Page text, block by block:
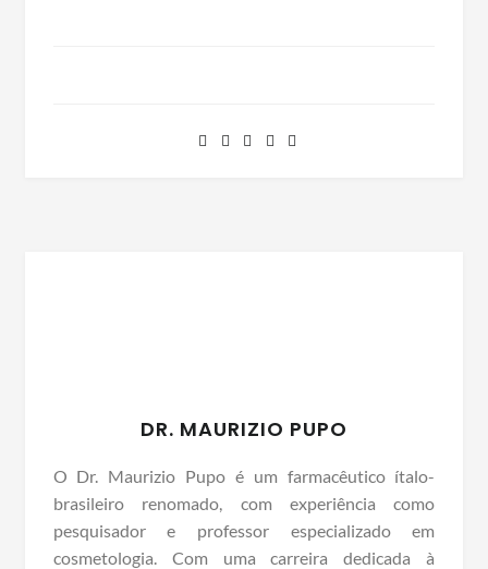
DR. MAURIZIO PUPO
O Dr. Maurizio Pupo é um farmacêutico ítalo-
brasileiro renomado, com experiência como
pesquisador e professor especializado em
cosmetologia. Com uma carreira dedicada à